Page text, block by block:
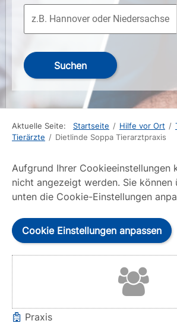
Suchen
Aktuelle Seite: Startseite / Hilfe vor Ort /
Tierärzte / Dietlinde Soppa Tierarztpraxis
Aufgrund Ihrer Cookieeinstellungen
nicht angezeigt werden. Sie können
unten die Cookie-Einstellungen
Cookie Einstellungen anpassen
Praxis